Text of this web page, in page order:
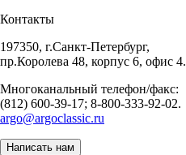
Контакты
197350, г.Санкт-Петербург,
пр.Королева 48, корпус 6, офис 4.
Многоканальный телефон/факс:
(812) 600-39-17; 8-800-333-92-02.
argo@argoclassic.ru
Написать нам